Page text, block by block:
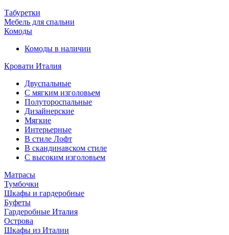
Табуретки
Мебель для спальни
Комоды
Комоды в наличии
Кровати Италия
Двуспальные
С мягким изголовьем
Полутороспальные
Дизайнерские
Мягкие
Интерьерные
В стиле Лофт
В скандинавском стиле
С высоким изголовьем
Матрасы
Тумбочки
Шкафы и гардеробные
Буфеты
Гардеробные Италия
Острова
Шкафы из Италии